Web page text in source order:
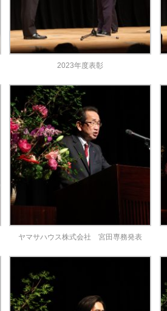
2023年度表彰
ヤマサハウス株式会社 宮田専務発表